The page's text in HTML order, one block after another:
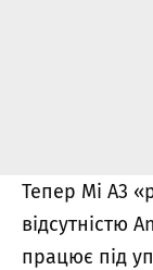
Тепер Mi A3
відсутністю
працює під